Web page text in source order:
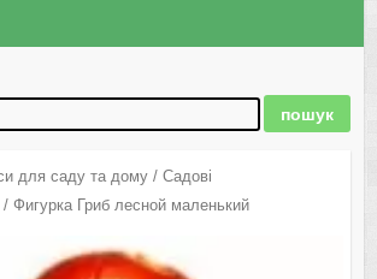
для саду та дому/ Садові
Фигурка Гриб лесной маленький